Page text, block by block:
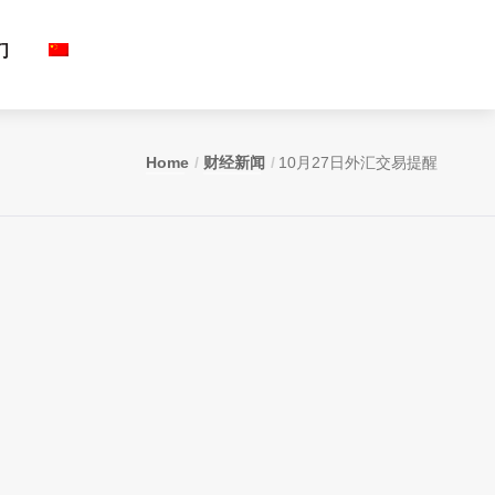
Home 财经新闻 10月27日外汇交易提醒